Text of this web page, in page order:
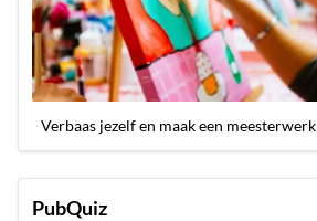
Verbaas jezelf en maak een meesterwerk
PubQuiz